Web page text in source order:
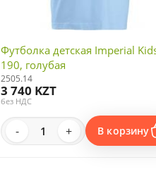
Футболка детская Imperial
190, голубая
2505.14
3 740 KZT
без НДС
- + В корзину